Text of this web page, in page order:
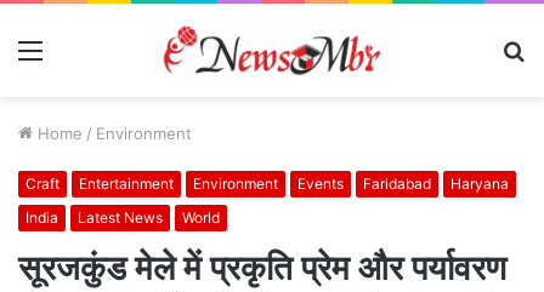
Menu
Home / Environment
Craft Entertainment Environment Events Faridabad
Haryana
India
Latest News World
सूरजकुंड मेले में प्रकृति प्रेम और पर्यावरण